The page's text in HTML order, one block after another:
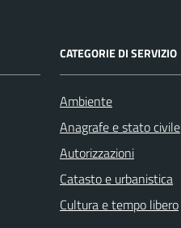
CATEGORIE DI SERVIZIO
Ambiente
Anagrafe e stato civile
Autorizzazioni
Catasto e urbanistica
Cultura e tempo libero